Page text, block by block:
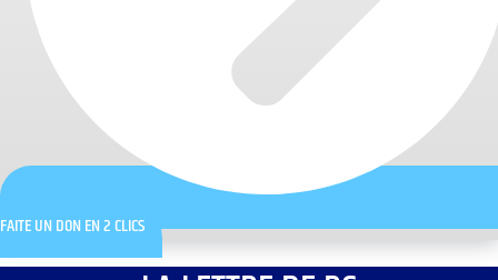
FAITE UN DON EN 2 CLICS